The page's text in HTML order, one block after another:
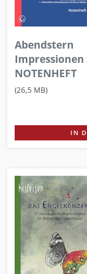
Abendstern
Impressionen
NOTENHEFT
(26,5 MB)
IN